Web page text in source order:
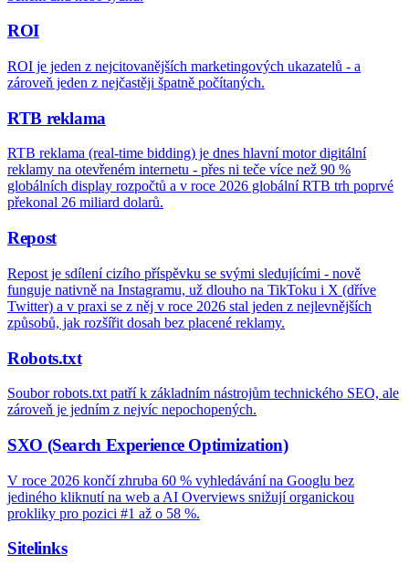
ROI
ROI je jeden z nejcitovanějších marketingových ukazatelů - a
zároveň jeden z nejčastěji špatně počítaných.
RTB reklama
RTB reklama (real-time bidding) je dnes hlavní motor digitální
reklamy na otevřeném internetu - přes ni teče více než 90 %
globálních display rozpočtů a v roce 2026 globální RTB trh poprvé
překonal 26 miliard dolarů.
Repost
Repost je sdílení cizího příspěvku se svými sledujícími - nově
funguje nativně na Instagramu, už dlouho na TikToku i X (dříve
Twitter) a v praxi se z něj v roce 2026 stal jeden z nejlevnějších
způsobů, jak rozšířit dosah bez placené reklamy.
Robots.txt
Soubor robots.txt patří k základním nástrojům technického SEO, ale
zároveň je jedním z nejvíc nepochopených.
SXO (Search Experience Optimization)
V roce 2026 končí zhruba 60 % vyhledávání na Googlu bez
jediného kliknutí na web a AI Overviews snižují organickou
prokliky pro pozici #1 až o 58 %.
Sitelinks